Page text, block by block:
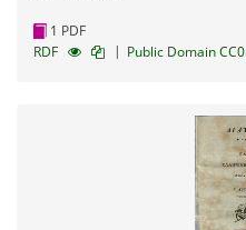
1 PDF
RDF
| Public Domain CC0